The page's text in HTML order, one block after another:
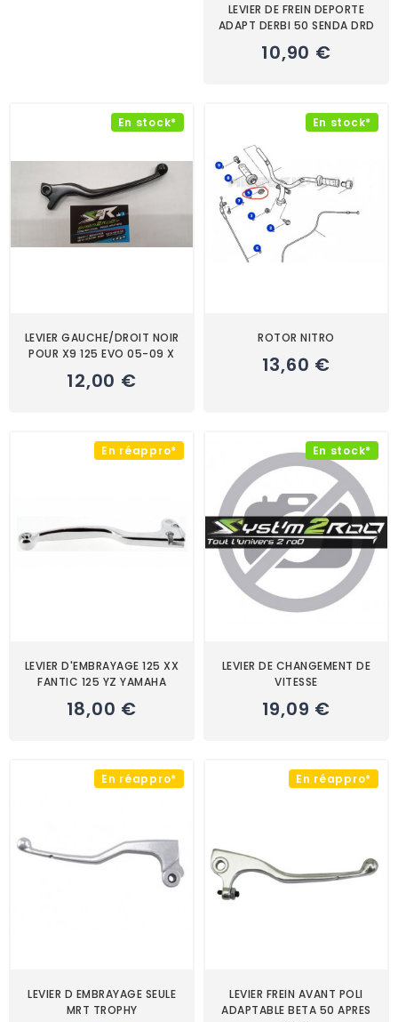
LEVIER DE FREIN DEPORTE
ADAPT DERBI 50 SENDA DRD
10,90 €
En stock*
LEVIER GAUCHE/DROIT NOIR
POUR X9 125 EVO 05-09 X
12,00 €
En stock*
ROTOR NITRO
13,60 €
En réappro*
LEVIER D'EMBRAYAGE 125 XX
FANTIC 125 YZ YAMAHA
18,00 €
En stock*
LEVIER DE CHANGEMENT DE
VITESSE
19,09 €
En réappro*
LEVIER D EMBRAYAGE SEULE
MRT TROPHY
En réappro*
LEVIER FREIN AVANT POLI
ADAPTABLE BETA 50 APRES